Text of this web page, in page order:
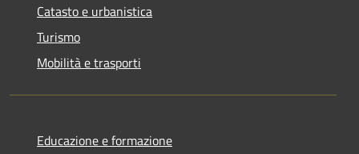
Catasto e urbanistica
Turismo
Mobilità e trasporti
Educazione e formazione